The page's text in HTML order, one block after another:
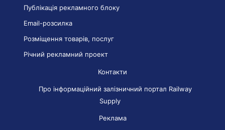
Публікація рекламного блоку
Email-розсилка
Розміщення товарів, послуг
Річний рекламний проект
Контакти
Про інформаційний залізничний портал Railway
Supply
Реклама